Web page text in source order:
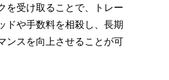
を受け取ることで、トレー
ドや手数料を相殺し、長期
ンスを向上させることが可